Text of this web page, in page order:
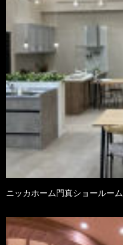
ニッカホーム門真ショールーム